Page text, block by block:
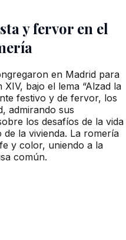
y fervor en el
en Madrid para
bajo el lema “Alzad la
festivo y de fervor, los
admirando sus
los desafíos de la vida
la vivienda. La romería
y color, uniendo a la
común.